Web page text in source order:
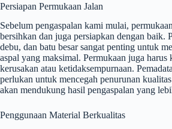
Persiapan Permukaan Jalan
Sebelum pengaspalan kami mulai,
bersihkan dan juga persiapkan dengan baik.
debu, dan batu besar sangat penting untuk
aspal yang maksimal. Permukaan juga
kerusakan atau ketidaksempurnaan.
perlukan untuk mencegah penurunan
akan mendukung hasil pengaspalan yang
Penggunaan Material Berkualitas